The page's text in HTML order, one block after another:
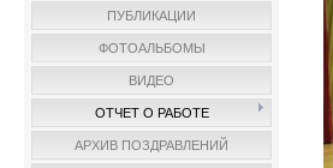
ПУБЛИКАЦИИ
ФОТОАЛЬБОМЫ
ВИДЕО
ОТЧЕТ О РАБОТЕ
АРХИВ ПОЗДРАВЛЕНИЙ